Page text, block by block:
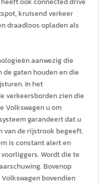
kruisend verkeer
draadloos opladen als
aanwezig die
gaten houden en die
In het
verkeersborden zien die
Volkswagen u om
garandeert dat u
van de rijstrook begeeft.
is constant alert en
Wordt die te
Bovenop
bovendien